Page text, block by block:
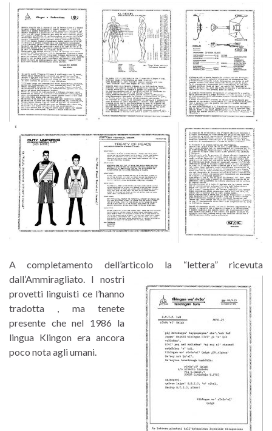
A completamento dell’articolo la “lettera” ricevuta
dall’Ammiragliato. I nostri
provetti linguisti ce l’hanno
tradotta , ma tenete
presente che nel 1986 la
lingua Klingon era ancora
poco nota agli umani.